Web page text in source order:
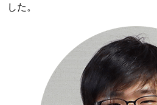
した。